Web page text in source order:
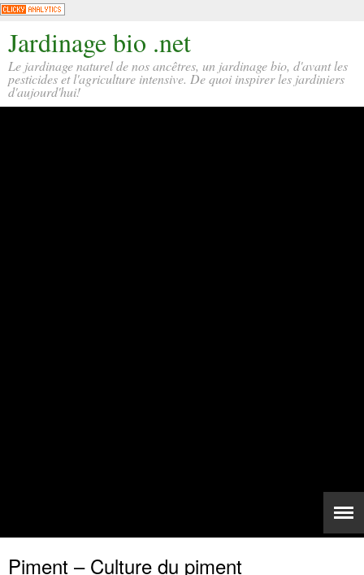
Jardinage bio .net
Le jardinage naturel de nos ancêtres, un jardinage bio, d'avant les
pesticides et l'agriculture intensive. De quoi inspirer les jardiniers
d'aujourd'hui!
Piment – Culture du piment